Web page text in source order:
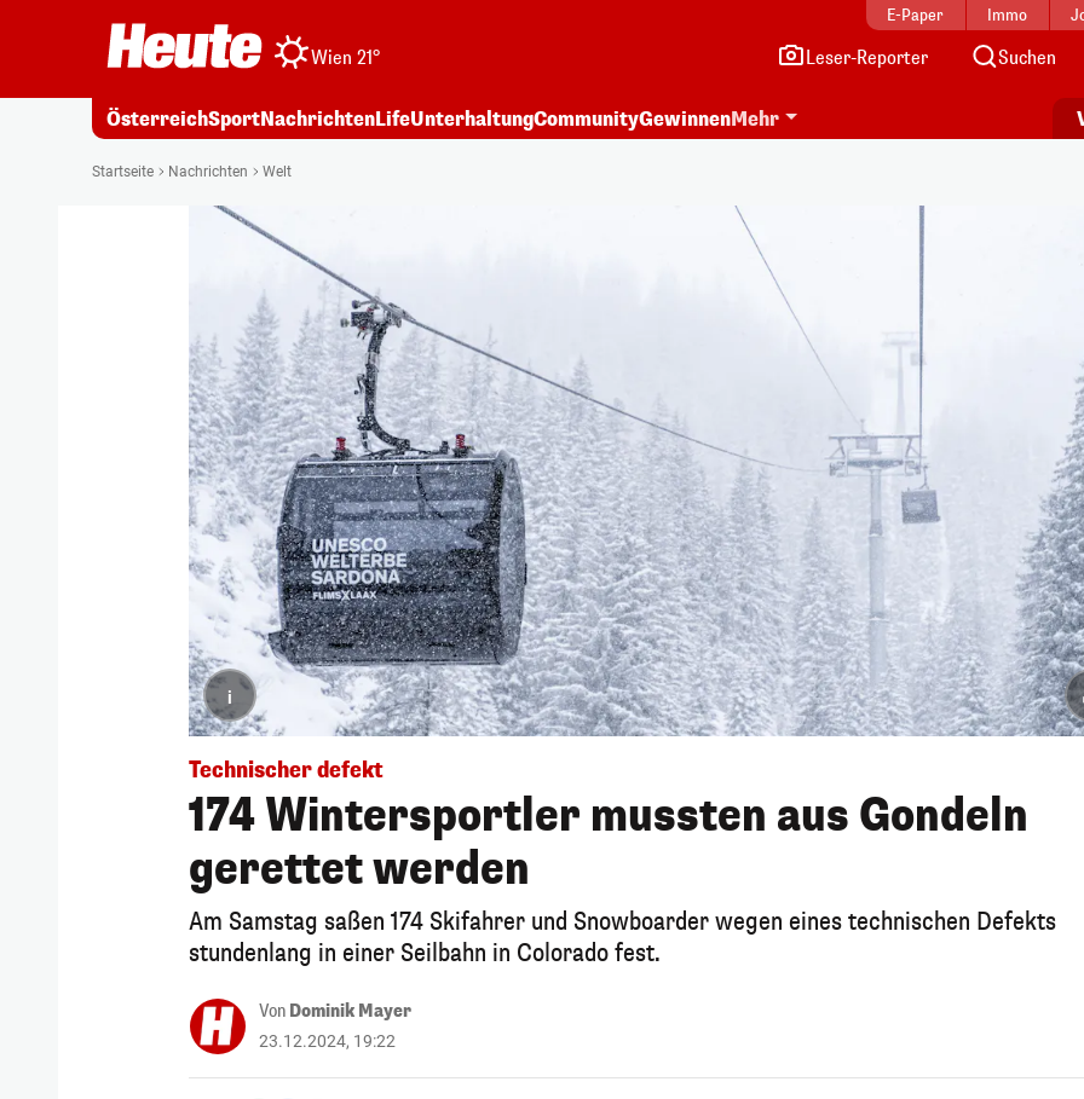
E-Paper Immo
Wien 21° Leser-Reporter Suchen
ÖsterreichSportNachrichtenLifeUnterhaltungCommunityGewinnenMehr
Startseite Nachrichten Welt
i
Technischer defekt
174 Wintersportler mussten aus Gondeln
gerettet werden
Am Samstag saßen 174 Skifahrer und Snowboarder wegen eines technischen Defekts
stundenlang in einer Seilbahn in Colorado fest.
Von Dominik Mayer
23.12.2024, 19:22